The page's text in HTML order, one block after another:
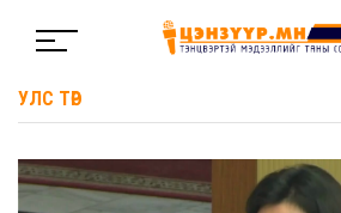
УЛС ТӨР